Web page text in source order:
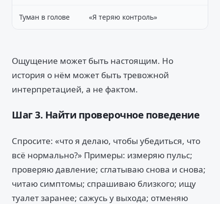
Туман в голове «Я теряю контроль»
Ощущение может быть настоящим. Но
история о нём может быть тревожной
интерпретацией, а не фактом.
Шаг 3. Найти проверочное поведение
Спросите: «что я делаю, чтобы убедиться, что
всё нормально?» Примеры: измеряю пульс;
проверяю давление; сглатываю снова и снова;
читаю симптомы; спрашиваю близкого; ищу
туалет заранее; сажусь у выхода; отменяю